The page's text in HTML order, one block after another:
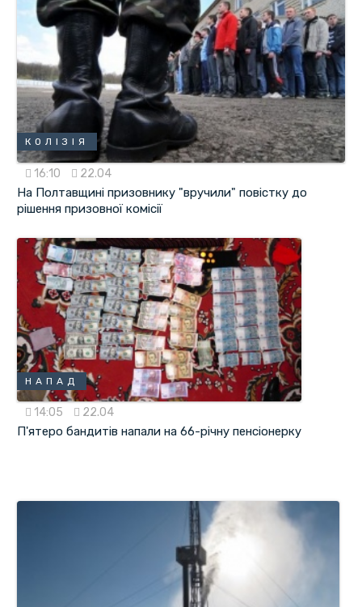
КОЛІЗІЯ
16:10 22.04
На Полтавщині призовнику "вручили" повістку до
рішення призовної комісії
НАПАД
14:05 22.04
П'ятеро бандитів напали на 66-річну пенсіонерку